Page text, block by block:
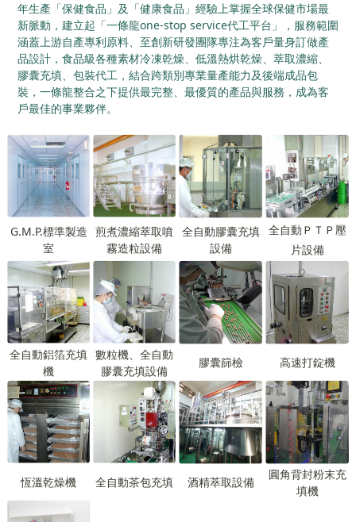
年生產「保健食品」及「健康食品」經驗上掌握全球保健市場最
新脈動，建立起「一條龍one-stop service代工平台」，服務範圍
涵蓋上游自產專利原料、至創新研發團隊專注為客戶量身訂做產
品設計，食品級各種素材冷凍乾燥、低溫熱烘乾燥、萃取濃縮、
膠囊充填、包裝代工，結合跨類別專業量產能力及後端成品包
裝，一條龍整合之下提供最完整、最優質的產品與服務，成為客
戶最佳的事業夥伴。
G.M.P.標準製造
室
煎煮濃縮萃取噴
霧造粒設備
全自動膠囊充填
設備
全自動ＰＴＰ壓
片設備
全自動鋁箔充填
機
數粒機、全自動
膠囊充填設備
膠囊篩檢 高速打錠機
恆溫乾燥機 全自動茶包充填 酒精萃取設備
圓角背封粉末充
填機